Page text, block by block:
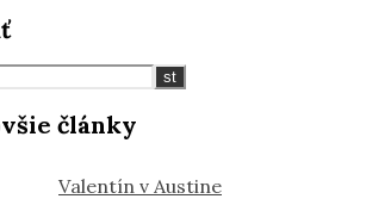
články
Valentín v Austine